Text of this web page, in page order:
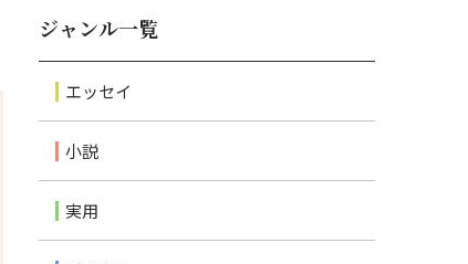
ジャンル一覧
エッセイ
小説
実用